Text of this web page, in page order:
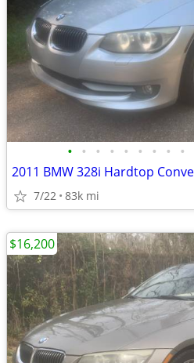
• • • • • • • • •
7/22 83k mi
$16,200